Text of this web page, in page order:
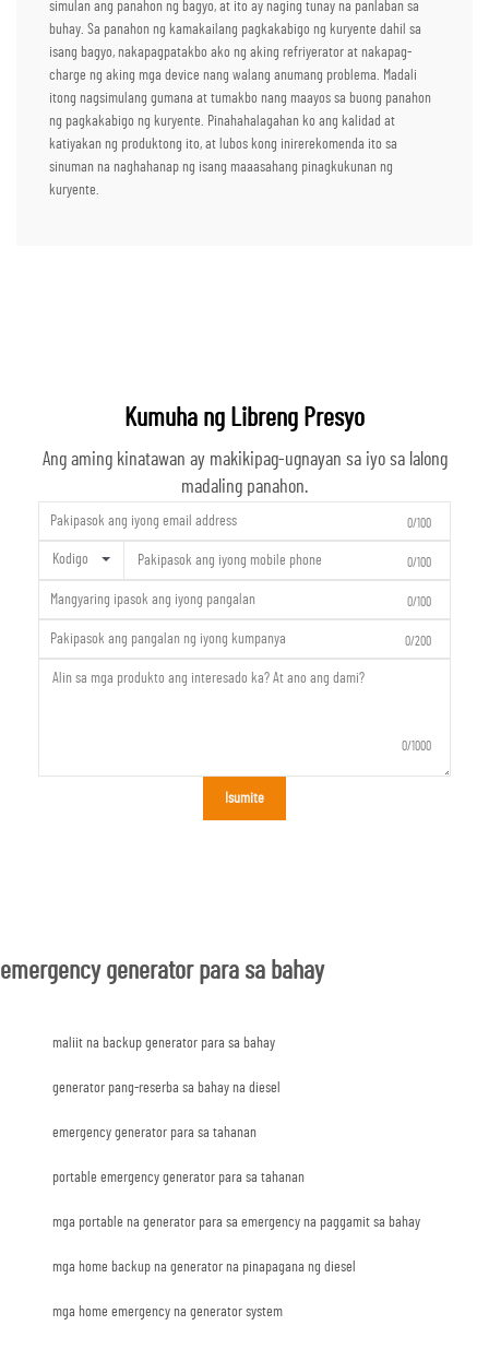
simulan ang panahon ng bagyo, at ito ay naging tunay na panlaban sa
buhay. Sa panahon ng kamakailang pagkakabigo ng kuryente dahil sa
isang bagyo, nakapagpatakbo ako ng aking refriyerator at nakapag-
charge ng aking mga device nang walang anumang problema. Madali
itong nagsimulang gumana at tumakbo nang maayos sa buong panahon
ng pagkakabigo ng kuryente. Pinahahalagahan ko ang kalidad at
katiyakan ng produktong ito, at lubos kong inirerekomenda ito sa
sinuman na naghahanap ng isang maaasahang pinagkukunan ng
kuryente.
Kumuha ng Libreng Presyo
Ang aming kinatawan ay makikipag-ugnayan sa iyo sa lalong
madaling panahon.
0/100
Kodigo 0/100
0/100
0/200
0/1000
Isumite
emergency generator para sa bahay
maliit na backup generator para sa bahay
generator pang-reserba sa bahay na diesel
emergency generator para sa tahanan
portable emergency generator para sa tahanan
mga portable na generator para sa emergency na paggamit sa bahay
mga home backup na generator na pinapagana ng diesel
mga home emergency na generator system